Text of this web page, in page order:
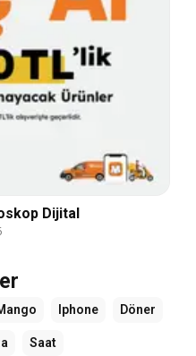
Dijital
Iphone Döner
Saat